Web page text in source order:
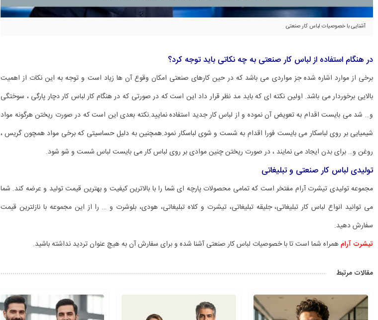
آشنایی با خصوصیات لباس کار صنعتی
در هنگام استفاده از لباس کار صنعتی به چه نکاتی باید توجه کرد؟
برخی از موارد اشاره شده جز مواردی می باشد که در حین کارهای صنعتی امکان وقوع آن ها زیاد است و توجه به این نکات از اهمیت
بالایی برخوردار می باشد. اولین نکته ای که باید مد نظر قرار داد این است که در صورتی که در هنگام کار لباس کار دچار پارگی ، سوختگی
و… شد می بایست اقدام به تعویض آن نموده و از لباس کار جدید استفاده نمایید.نکته بعدی این است که در صورت ریختن هرگونه مواد
شیمیایی بر روی لباسکار می بایست فورا اقدام به شست و شوی لباسکار نمود.همچنین به دلیل حساسیتی که برخی مواد همچون گریس ،
روغن و… برای بدن ایجاد می نمایند ، در صورت ریختن چنین موادی بر روی لباس کار می بایست لباس شست و شو شود.
تولیدی لباس کار صنعتی و تبلیغاتی
مجموعه تولیدی تیشرت آرام مفتخر است که تمامی محصولات پارچه ای شما را با بالاترین کیفیت و بهترین قیمت تولید و عرضه کند. شما
می توانید انواع لباس کار تبلیغاتی، جلیقه تبلیغاتی، تیشرت و کلاه تبلیغاتی، هودی، بلوشرت و … را از این مجموعه با نازلترین قیمت
سفارش دهید.
تیشرت آرامهمراه شما است تا با خصوصیات لباس کار صنعتی آشنا شده و برای سفارش آن به هیچ عنوان تردید نداشته باشید.
مقالات مرتبط